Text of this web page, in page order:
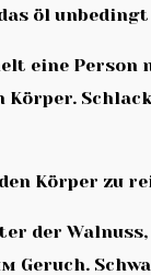
öl
eine Person
Körper zu
der
Geruch.